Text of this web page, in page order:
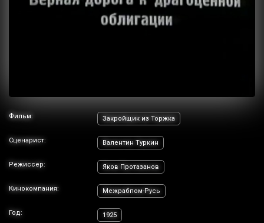
Фильм: Закройщик из Торжка
Сценарист: Валентин Туркин
Режиссер: Яков Протазанов
Кинокомпания: Межрабпом-Русь
Год: 1925